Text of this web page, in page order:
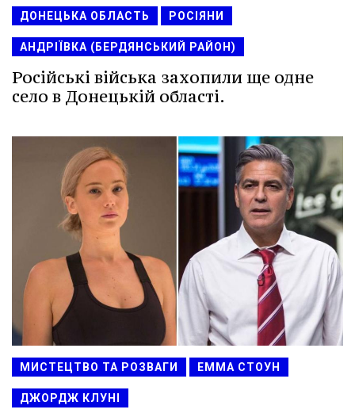
ДОНЕЦЬКА ОБЛАСТЬ РОСІЯНИ
АНДРІЇВКА (БЕРДЯНСЬКИЙ РАЙОН)
Російські війська захопили ще одне
село в Донецькій області.
МИСТЕЦТВО ТА РОЗВАГИ ЕММА СТОУН
ДЖОРДЖ КЛУНІ